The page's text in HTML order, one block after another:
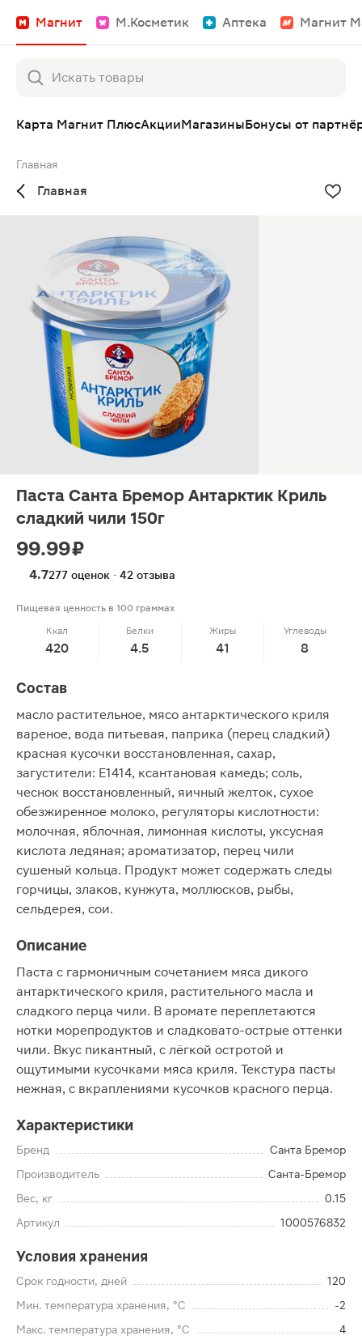
Магнит М.Косметик Аптека Магнит
Карта Магнит ПлюсАкцииМагазиныБонусы от
Главная
Главная
Паста Санта Бремор Антарктик Криль
сладкий чили 150г
99.99 ₽
4.7277 оценок · 42 отзыва
Пищевая ценность в 100 граммах
Ккал
420
Белки
4.5
Жиры
41
Углеводы
8
Состав
масло растительное, мясо антарктического криля
вареное, вода питьевая, паприка (перец сладкий)
красная кусочки восстановленная, сахар,
загустители: Е1414, ксантановая камедь; соль,
чеснок восстановленный, яичный желток, сухое
обезжиренное молоко, регуляторы кислотности:
молочная, яблочная, лимонная кислоты, уксусная
кислота ледяная; ароматизатор, перец чили
сушеный кольца. Продукт может содержать следы
горчицы, злаков, кунжута, моллюсков, рыбы,
сельдерея, сои.
Описание
Паста с гармоничным сочетанием мяса дикого
антарктического криля, растительного масла и
сладкого перца чили. В аромате переплетаются
нотки морепродуктов и сладковато-острые оттенки
чили. Вкус пикантный, с лёгкой остротой и
ощутимыми кусочками мяса криля. Текстура пасты
нежная, с вкраплениями кусочков красного перца.
Характеристики
Бренд
Санта Бремор
Производитель
Санта-Бремор
Вес, кг
0.15
Артикул
1000576832
Условия хранения
Срок годности, дней
120
Мин. температура хранения, °C
-2
Макс. температура хранения, °C
4